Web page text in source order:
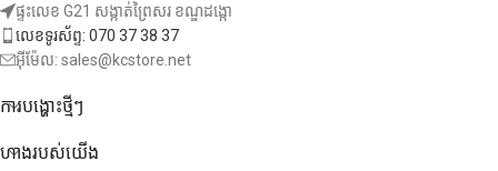
ផ្ទះលេខ G21 សង្កាត់ព្រៃសរ ខណ្ឌដង្កោ
លេខទូរស័ព្ទ: 070 37 38 37
អ៊ីម៉ែល: sales@kcstore.net
ការបង្ហោះថ្មីៗ
ហាងរបស់យើង